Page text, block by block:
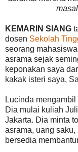
KEMARIN SIANG
dosen Sekolah
seorang
asrama sejak
keponakan saya
kakak isteri saya,
Lucinda
Dia mulai kuliah
Jakarta. Dia minta
asrama, uang
bersedia